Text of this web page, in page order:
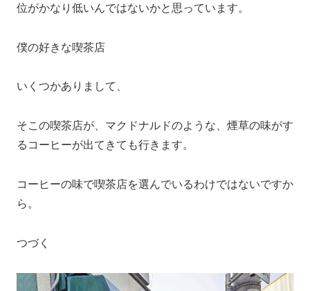
位がかなり低いんではないかと思っています。
僕の好きな喫茶店
いくつかありまして、
そこの喫茶店が、マクドナルドのような、煙草の味がす
るコーヒーが出てきても行きます。
コーヒーの味で喫茶店を選んでいるわけではないですか
ら。
つづく